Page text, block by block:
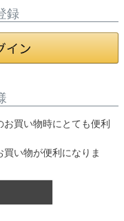
録
買い物時にとても便利
い物が便利になりま